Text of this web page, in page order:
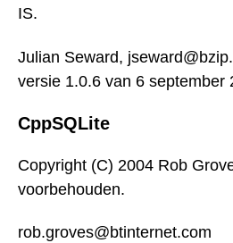
IS.
Julian Seward,
versie 1.0.6 van 6 september
CppSQLite
Copyright (C) 2004 Rob
voorbehouden.
rob.groves@btinternet.com